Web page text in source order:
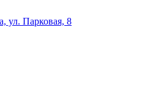
ул. Парковая, 8